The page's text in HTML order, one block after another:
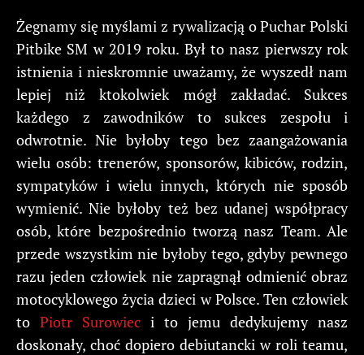
Żegnamy się myślami z rywalizacją o Puchar Polski
Pitbike SM w 2019 roku. Był to nasz pierwszy rok
istnienia i nieskromnie uważamy, że wyszedł nam
lepiej niż ktokolwiek mógł zakładać. Sukces
każdego z zawodników to sukces zespołu i
odwrotnie. Nie byłoby tego bez zaangażowania
wielu osób: trenerów, sponsorów, kibiców, rodzin,
sympatyków i wielu innych, których nie sposób
wymienić. Nie byłoby też bez udanej współpracy
osób, które bezpośrednio tworzą nasz Team. Ale
przede wszystkim nie byłoby tego, gdyby pewnego
razu jeden człowiek nie zapragnął odmienić obraz
motocyklowego życia dzieci w Polsce. Ten człowiek
to Piotr Surowiec i to jemu dedykujemy nasz
doskonały, choć dopiero debiutancki w roli teamu,